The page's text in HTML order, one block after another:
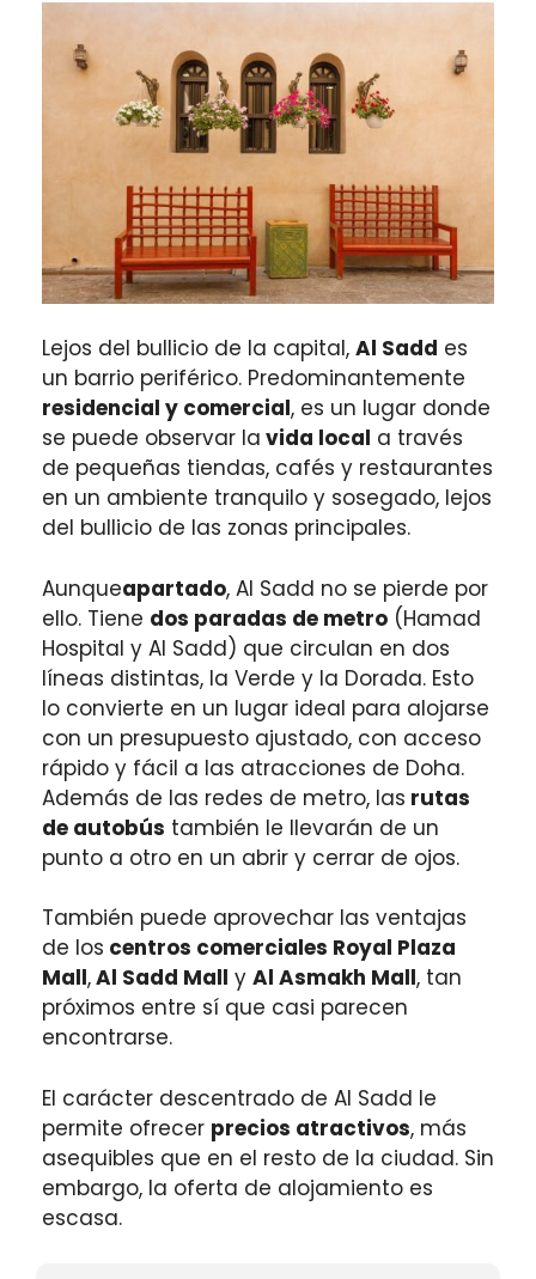
Lejos del bullicio de la capital, Al Sadd es
un barrio periférico. Predominantemente
residencial y comercial, es un lugar donde
se puede observar la vida local a través
de pequeñas tiendas, cafés y restaurantes
en un ambiente tranquilo y sosegado, lejos
del bullicio de las zonas principales.
Aunqueapartado, Al Sadd no se pierde por
ello. Tiene dos paradas de metro (Hamad
Hospital y Al Sadd) que circulan en dos
líneas distintas, la Verde y la Dorada. Esto
lo convierte en un lugar ideal para alojarse
con un presupuesto ajustado, con acceso
rápido y fácil a las atracciones de Doha.
Además de las redes de metro, las rutas
de autobús también le llevarán de un
punto a otro en un abrir y cerrar de ojos.
También puede aprovechar las ventajas
de los centros comerciales Royal Plaza
Mall,Al Sadd Mall y Al Asmakh Mall, tan
próximos entre sí que casi parecen
encontrarse.
El carácter descentrado de Al Sadd le
permite ofrecer precios atractivos, más
asequibles que en el resto de la ciudad. Sin
embargo, la oferta de alojamiento es
escasa.